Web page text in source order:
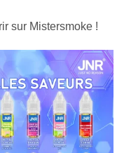
sur Mistersmoke !